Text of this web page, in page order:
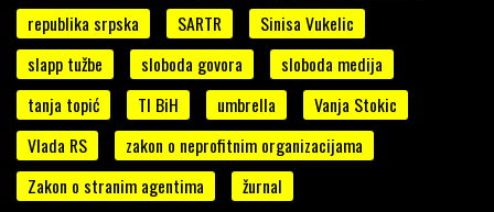
republika srpska
SARTR
Sinisa Vukelic
slapp tužbe
sloboda govora
sloboda medija
tanja topić
TI BiH umbrella
Vanja Stokic
Vlada RS
zakon o neprofitnim organizacijama
Zakon o stranim agentima
žurnal